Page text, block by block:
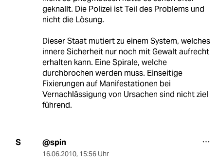
geknallt. Die Polizei ist Teil des Problems und
nicht die Lösung.
Dieser Staat mutiert zu einem System, welches
innere Sicherheit nur noch mit Gewalt aufrecht
erhalten kann. Eine Spirale, welche
durchbrochen werden muss. Einseitige
Fixierungen auf Manifestationen bei
Vernachlässigung von Ursachen sind nicht ziel
führend.
S @spin
16.06.2010, 15:56 Uhr